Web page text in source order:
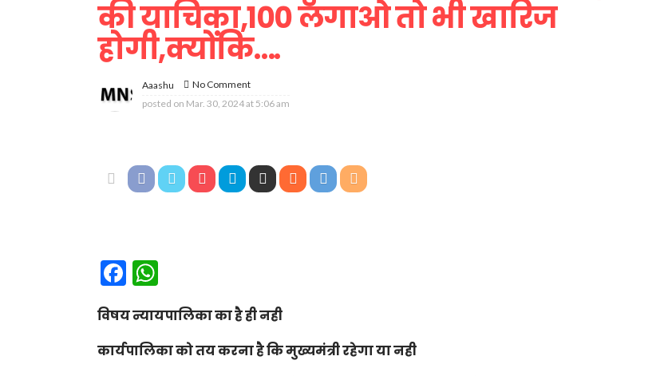
की याचिका,100 लगाओ तो भी खारिज
होगी,क्योंकि….
Aaashu
No Comment
posted on Mar. 30, 2024 at 5:06 am
Facebook
विषय न्यायपालिका का है ही नही
कार्यपालिका को तय करना है कि मुख्यमंत्री रहेगा या नही